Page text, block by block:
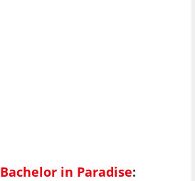
Bachelor in Paradise: